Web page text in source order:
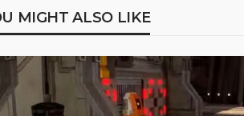
MIGHT ALSO LIKE